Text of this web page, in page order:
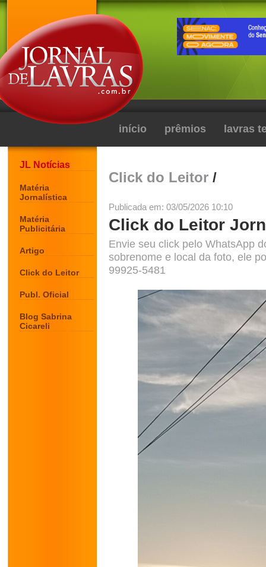
início prêmios lavras
JL Notícias
Matéria
Jornalística
Matéria
Publicitária
Artigo
Click do Leitor
Publ. Oficial
Blog Sabrina
Cicareli
Click do Leitor /
Publicada em: 03/05/2026 10:10
Click do Leitor
Envie seu click pelo WhatsApp
sobrenome e local da foto, ele
99925-5481